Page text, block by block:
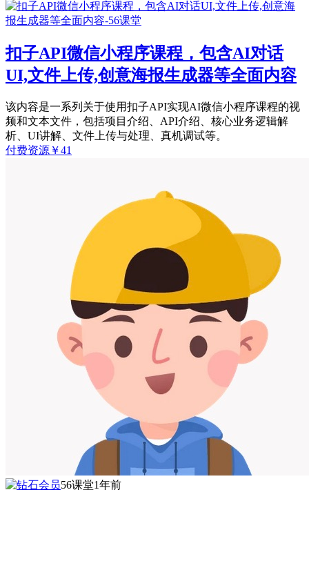
扣子API微信小程序课程，包含AI对话
UI,文件上传,创意海报生成器等全面内容
该内容是一系列关于使用扣子API实现AI微信小程序课程的视
频和文本文件，包括项目介绍、API介绍、核心业务逻辑解
析、UI讲解、文件上传与处理、真机调试等。
付费资源 ￥41
56课堂1年前